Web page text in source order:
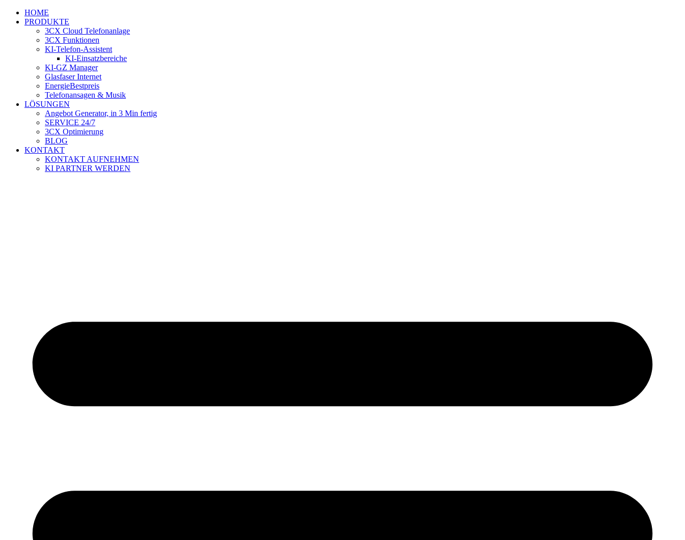
Zum
Inhalt
HOME
PRODUKTE
3CX Cloud Telefonanlage
3CX Funktionen
KI-Telefon-Assistent
KI-Einsatzbereiche
KI-GZ Manager
Glasfaser Internet
EnergieBestpreis
Telefonansagen & Musik
LÖSUNGEN
Angebot Generator, in 3 Min fertig
SERVICE 24/7
3CX Optimierung
BLOG
KONTAKT
KONTAKT AUFNEHMEN
KI PARTNER WERDEN